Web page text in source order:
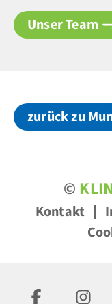
Unser Team
zurück zu
©
Kontakt